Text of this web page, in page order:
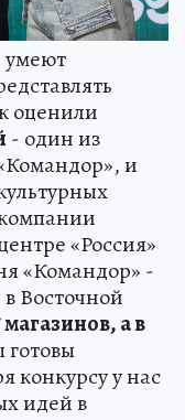
умеют
оценили
- один из
и
«Россия»
«Командор» -
Восточной
магазинов, а в
конкурсу у нас
идей в